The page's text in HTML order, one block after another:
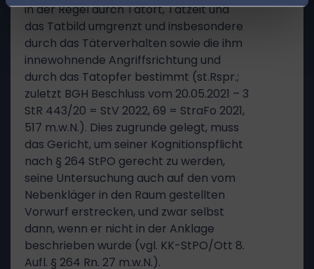
in der Regel durch Tatort, Tatzeit und
das Tatbild umgrenzt und insbesondere
durch das Täterverhalten sowie die ihm
innewohnende Angriffsrichtung und
durch das Tatopfer bestimmt (st.Rspr.;
zuletzt BGH Beschluss vom 20.05.2021 – 3
StR 443/20 = StV 2022, 69 = StraFo 2021,
517 m.w.N.). Dies zugrunde gelegt, muss
das Gericht, um seiner Kognitionspflicht
nach § 264 StPO gerecht zu werden,
seine Untersuchung auch auf den vom
Nebenkläger in den Raum gestellten
Vorwurf erstrecken, und zwar selbst
dann, wenn er nicht in der Anklage
beschrieben wurde (vgl. KK-StPO/Ott 8.
Aufl. § 264 Rn. 27 m.w.N.).